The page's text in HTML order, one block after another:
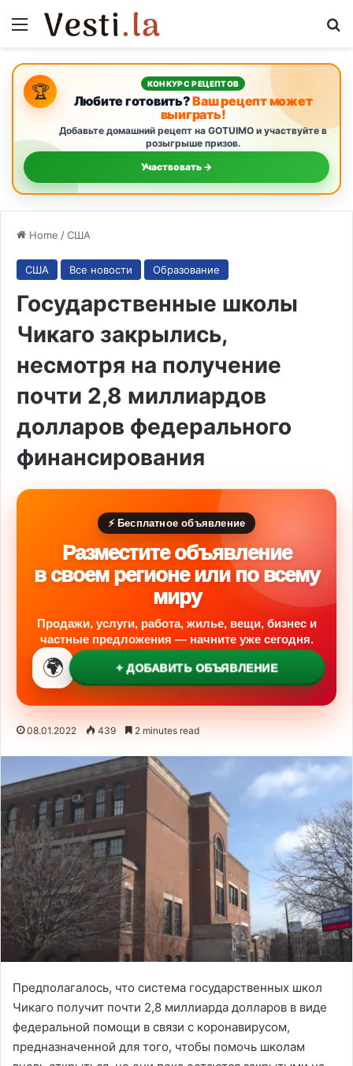
Menu
🏆 КОНКУРС РЕЦЕПТОВ
Любите готовить?Ваш рецепт может
выиграть!
Добавьте домашний рецепт на GOTUIMO и участвуйте в
розыгрыше призов.
Участвовать →
Home /США
США Все новости Образование
Государственные школы
Чикаго закрылись,
несмотря на получение
почти 2,8 миллиардов
долларов федерального
финансирования
⚡ Бесплатное объявление
Разместите объявление
в своем регионе или по всему
миру
Продажи, услуги, работа, жилье, вещи, бизнес и
частные предложения — начните уже сегодня.
🌍 + ДОБАВИТЬ ОБЪЯВЛЕНИЕ
08.01.2022 439 2 minutes read
Предполагалось, что система государственных школ
Чикаго получит почти 2,8 миллиарда долларов в виде
федеральной помощи в связи с коронавирусом,
предназначенной для того, чтобы помочь школам